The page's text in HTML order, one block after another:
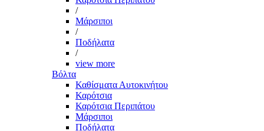
/
Μάρσιποι
/
Ποδήλατα
/
view more
Βόλτα
Καθίσματα Αυτοκινήτου
Καρότσια
Καρότσια Περιπάτου
Μάρσιποι
Ποδήλατα